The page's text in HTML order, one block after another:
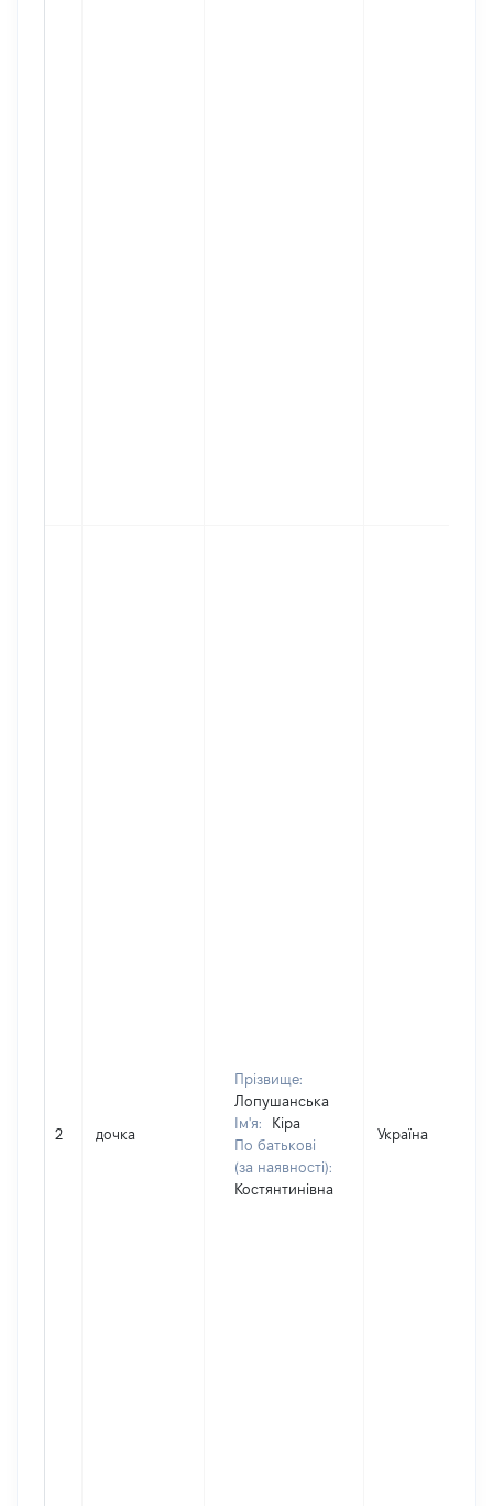
2 дочка
Прізвище:
Лопушанська
Ім'я:
Кіра
По батькові
(за наявності):
Костянтинівна
Україна